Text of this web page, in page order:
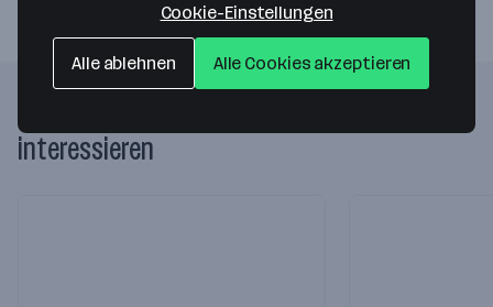
interessieren
Cookie-Einstellungen
Alle ablehnen Alle Cookies akzeptieren